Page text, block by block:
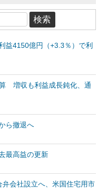
4150億円（+3.3％）で利
増収も利益成長鈍化、通
ら撤退へ
最高益の更新
会社設立へ、米国住宅用市